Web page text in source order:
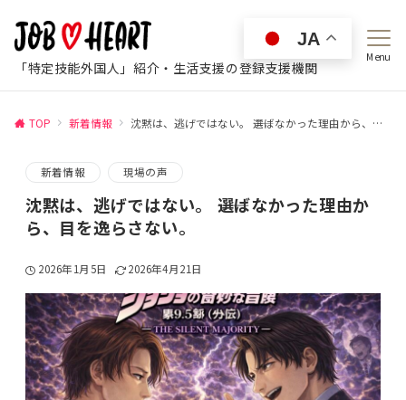
「特定技能外国人」紹介・生活支援の登録支援機関
Menu
TOP 新着情報 沈黙は、逃げではない。 ――選ばなかった理由から、目を逸らさない。
新着情報 現場の声
沈黙は、逃げではない。 ――選ばなかった理由か
ら、目を逸らさない。
2026年1月5日 2026年4月21日
JA